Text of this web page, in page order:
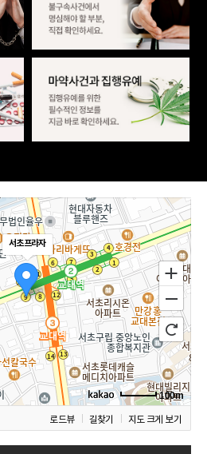
서초프라자
100m
로드뷰 길찾기 지도 크게 보기